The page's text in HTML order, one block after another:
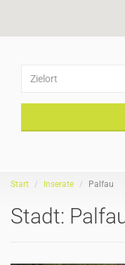
Start Inserate Palfau
Stadt: